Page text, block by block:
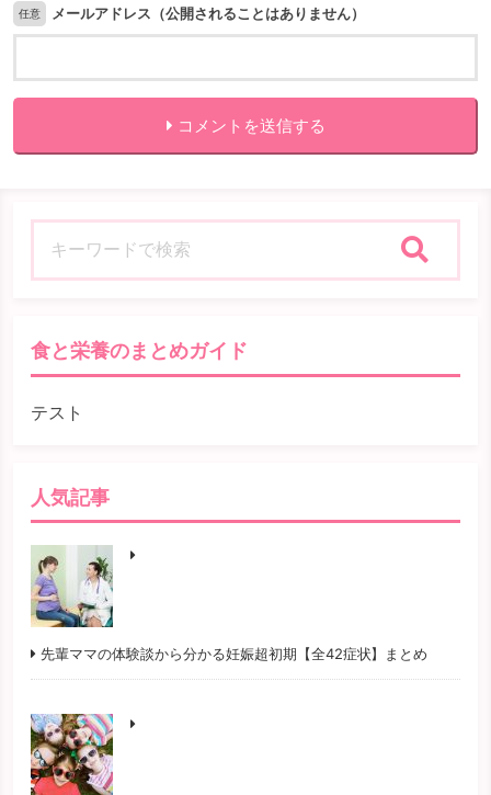
任意 メールアドレス（公開されることはありません）
コメントを送信する
食と栄養のまとめガイド
テスト
人気記事
先輩ママの体験談から分かる妊娠超初期【全42症状】まとめ